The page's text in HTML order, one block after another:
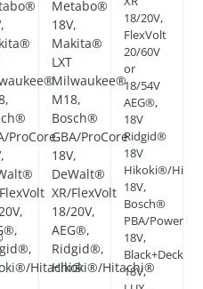
ProCore
Hitachi®
Metabo®
18V,
Makita®
LXT
Milwaukee®
M18,
Bosch®
GBA/ProCore
18V,
DeWalt®
XR/FlexVolt
18/20V,
AEG®,
Ridgid®,
Hikoki®/Hitachi®
18/20V,
FlexVolt
20/60V
or
18/54V
AEG®,
18V
Ridgid®
18V
Hikoki®/
18V,
Bosch®
PBA/Power4All
18V,
Black+Decker®
18V,